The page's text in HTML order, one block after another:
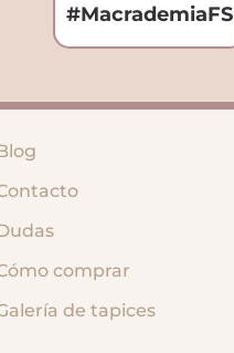
#MacrademiaFS
comprar
de tapices